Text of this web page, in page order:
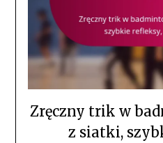
Zręczny trik w
z siatki,